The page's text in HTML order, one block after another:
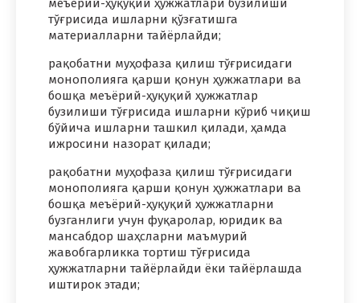
меъёрий-ҳуқуқий ҳужжатлари бузилиши
тўғрисида ишларни қўзғатишга
материалларни тайёрлайди;
рақобатни муҳофаза қилиш тўғрисидаги
монополияга қарши қонун ҳужжатлари ва
бошқа меъёрий-ҳуқуқий ҳужжатлар
бузилиши тўғрисида ишларни кўриб чиқиш
бўйича ишларни ташкил қилади, ҳамда
ижросини назорат қилади;
рақобатни муҳофаза қилиш тўғрисидаги
монополияга қарши қонун ҳужжатлари ва
бошқа меъёрий-ҳуқуқий ҳужжатларни
бузганлиги учун фуқаролар, юридик ва
мансабдор шаҳсларни маъмурий
жавобгарликка тортиш тўғрисида
ҳужжатларни тайёрлайди ёки тайёрлашда
иштирок этади;